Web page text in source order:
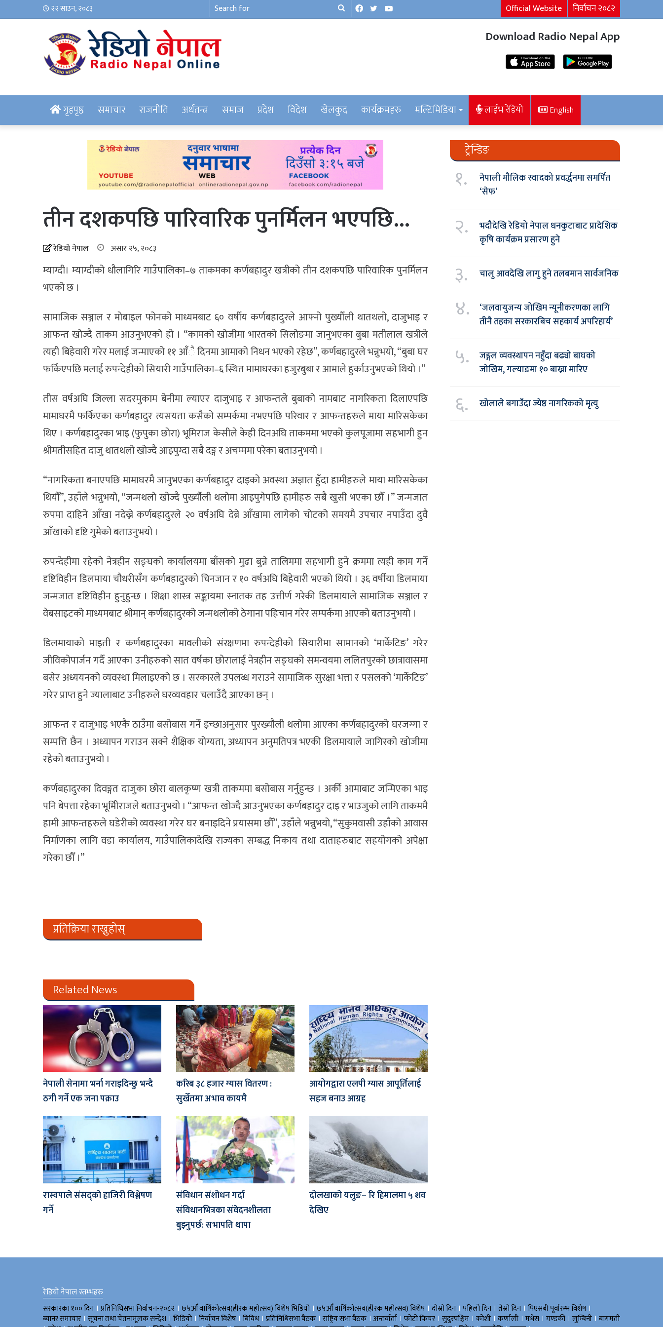
२२ साउन, २०८३
SearchFacebook
TwitterYouTube Official Website निर्वाचन २०८२
Download Radio Nepal App
गृहपृष्ठ समाचार राजनीति अर्थतन्त्र समाज प्रदेश विदेश खेलकुद कार्यक्रमहरु मल्टिमिडिया लाईभ रेडियो English
तीन दशकपछि पारिवारिक पुनर्मिलन भएपछि…
रेडियो नेपाल असार २५, २०८३
म्याग्दी। म्याग्दीको धौलागिरि गाउँपालिका–७ ताकमका कर्णबहादुर खत्रीको तीन दशकपछि पारिवारिक पुनर्मिलन
भएको छ ।
सामाजिक सञ्जाल र मोबाइल फोनको माध्यमबाट ६० वर्षीय कर्णबहादुरले आफ्नो पुर्ख्यौली थातथलो, दाजुभाइ र
आफन्त खोज्दै ताकम आउनुभएको हो । “कामको खोजीमा भारतको सिलोङमा जानुभएका बुबा मतीलाल खत्रीले
त्यही बिहेवारी गरेर मलाई जन्माएको ११ आँै दिनमा आमाको निधन भएको रहेछ”, कर्णबहादुरले भन्नुभयो, “बुबा घर
फर्किएपछि मलाई रुपन्देहीको सियारी गाउँपालिका–६ स्थित मामाघरका हजुरबुबा र आमाले हुर्काउनुभएको थियो ।”
तीस वर्षअघि जिल्ला सदरमुकाम बेनीमा ल्याएर दाजुभाइ र आफन्तले बुबाको नामबाट नागरिकता दिलाएपछि
मामाघरमै फर्किएका कर्णबहादुर त्यसयता कसैको सम्पर्कमा नभएपछि परिवार र आफन्तहरुले माया मारिसकेका
थिए । कर्णबहादुरका भाइ (फुपुका छोरा) भूमिराज केसीले केही दिनअघि ताकममा भएको कुलपूजामा सहभागी हुन
श्रीमतीसहित दाजु थातथलो खोज्दै आइपुग्दा सबै दङ्ग र अचम्ममा परेका बताउनुभयो ।
“नागरिकता बनाएपछि मामाघरमै जानुभएका कर्णबहादुर दाइको अवस्था अज्ञात हुँदा हामीहरुले माया मारिसकेका
थियौँ”, उहाँले भन्नुभयो, “जन्मथलो खोज्दै पुर्ख्यौली थलोमा आइपुगेपछि हामीहरु सबै खुसी भएका छौँ ।” जन्मजात
रुपमा दाहिने आँखा नदेख्ने कर्णबहादुरले २० वर्षअघि देब्रे आँखामा लागेको चोटको समयमै उपचार नपाउँदा दुवै
आँखाको दृष्टि गुमेको बताउनुभयो ।
रुपन्देहीमा रहेको नेत्रहीन सङ्घको कार्यालयमा बाँसको मुढा बुन्ने तालिममा सहभागी हुने क्रममा त्यही काम गर्ने
दृष्टिविहीन डिलमाया चौधरीसँग कर्णबहादुरको चिनजान र १० वर्षअघि बिहेवारी भएको थियो । ३६ वर्षीया डिलमाया
जन्मजात दृष्टिविहीन हुनुहुन्छ । शिक्षा शास्त्र सङ्कायमा स्नातक तह उत्तीर्ण गरेकी डिलमायाले सामाजिक सञ्जाल र
वेबसाइटको माध्यमबाट श्रीमान् कर्णबहादुरको जन्मथलोको ठेगाना पहिचान गरेर सम्पर्कमा आएको बताउनुभयो ।
डिलमायाको माइती र कर्णबहादुरका मावलीको संरक्षणमा रुपन्देहीको सियारीमा सामानको ‘मार्केटिङ’ गरेर
जीविकोपार्जन गर्दै आएका उनीहरुको सात वर्षका छोरालाई नेत्रहीन सङ्घको समन्वयमा ललितपुरको छात्रावासमा
बसेर अध्ययनको व्यवस्था मिलाइएको छ । सरकारले उपलब्ध गराउने सामाजिक सुरक्षा भत्ता र पसलको ‘मार्केटिङ’
गरेर प्राप्त हुने ज्यालाबाट उनीहरुले घरव्यवहार चलाउँदै आएका छन् ।
आफन्त र दाजुभाइ भएकै ठाउँमा बसोबास गर्ने इच्छाअनुसार पुरख्यौली थलोमा आएका कर्णबहादुरको घरजग्गा र
सम्पत्ति छैन । अध्यापन गराउन सक्ने शैक्षिक योग्यता, अध्यापन अनुमतिपत्र भएकी डिलमायाले जागिरको खोजीमा
रहेको बताउनुभयो ।
कर्णबहादुरका दिवङ्गत दाजुका छोरा बालकृष्ण खत्री ताकममा बसोबास गर्नुहुन्छ । अर्की आमाबाट जन्मिएका भाइ
पनि बेपत्ता रहेका भूमिीराजले बताउनुभयो । “आफन्त खोज्दै आउनुभएका कर्णबहादुर दाइ र भाउजुको लागि ताकममै
हामी आफन्तहरुले घडेरीको व्यवस्था गरेर घर बनाइदिने प्रयासमा छौँ”, उहाँले भन्नुभयो, “सुकुमवासी उहाँको आवास
निर्माणका लागि वडा कार्यालय, गाउँपालिकादेखि राज्यका सम्बद्ध निकाय तथा दाताहरुबाट सहयोगको अपेक्षा
गरेका छौँ ।”
प्रतिक्रिया राख्नुहोस्
Related News
नेपाली सेनामा भर्ना गराइदिन्छु भन्दै
ठगी गर्ने एक जना पक्राउ
करिब ३८ हजार ग्यास वितरण :
सुर्खेतमा अभाव कायमै
आयोगद्वारा एलपी ग्यास आपूर्तिलाई
सहज बनाउ आग्रह
रास्वपाले संसद्को हाजिरी विश्लेषण
गर्ने
संविधान संशोधन गर्दा
संविधानभित्रका संवेदनशीलता
बुझ्नुपर्छ: सभापति थापा
दोलखाको यलुङ– रि हिमालमा ५ शव
देखिए
ट्रेन्डिङ
१.
नेपाली मौलिक स्वादको प्रवर्द्धनमा समर्पित
‘सेफ’
२.
भदौदेखि रेडियो नेपाल धनकुटाबाट प्रादेशिक
कृषि कार्यक्रम प्रसारण हुने
३. चालु आवदेखि लागु हुने तलबमान सार्वजनिक
४.
‘जलवायुजन्य जोखिम न्यूनीकरणका लागि
तीनै तहका सरकारबिच सहकार्य अपरिहार्य’
५.
जङ्गल व्यवस्थापन नहुँदा बढ्यो बाघको
जोखिम, गल्याङमा १० बाख्रा मारिए
६. खोलाले बगाउँदा ज्येष्ठ नागरिकको मृत्यु
रेडियो नेपाल स्तम्भहरु
सरकारका १०० दिन । प्रतिनिधिसभा निर्वाचन-२०८२ । ७५औँ वार्षिकोत्सव(हीरक महोत्सव) विशेष भिडियाे । ७५औँ वार्षिकोत्सव(हीरक महोत्सव) विशेष । दोस्रो दिन । पहिलो दिन । तेस्रो दिन । पिएसबी पूर्वारम्भ विशेष ।
ब्यानर समाचार । सूचना तथा चेतनामूलक सन्देश । भिडियाे । निर्वाचन विशेष । बिविध। प्रतिनिधिसभा बैठक । राष्ट्रिय सभा बैठक । अन्तर्वार्ता । फोटो फिचर । सुदुरपश्चिम । काेशी । कर्णाली । मधेस । गण्डकी । लुम्बिनी । बागमती